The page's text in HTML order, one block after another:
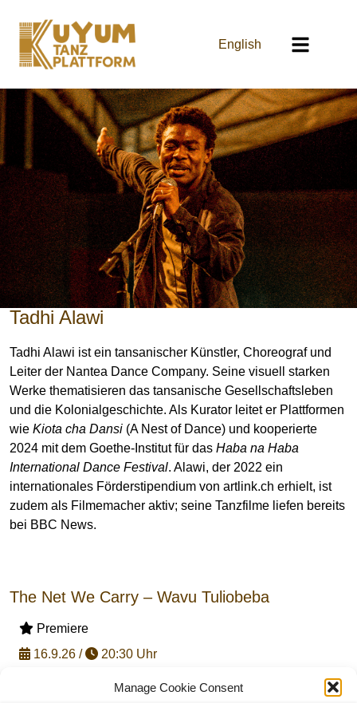
Manage Cookie Consent
English
Tadhi Alawi
Tadhi Alawi ist ein tansanischer Künstler, Choreograf und
Leiter der Nantea Dance Company. Seine visuell starken
Werke thematisieren das tansanische Gesellschaftsleben
und die Kolonialgeschichte. Als Kurator leitet er Plattformen
wie Kiota cha Dansi (A Nest of Dance) und kooperierte
2024 mit dem Goethe-Institut für das Haba na Haba
International Dance Festival. Alawi, der 2022 ein
internationales Förderstipendium von artlink.ch erhielt, ist
zudem als Filmemacher aktiv; seine Tanzfilme liefen bereits
bei BBC News.
The Net We Carry – Wavu Tuliobeba
Premiere
16.9.26 /
20:30 Uhr